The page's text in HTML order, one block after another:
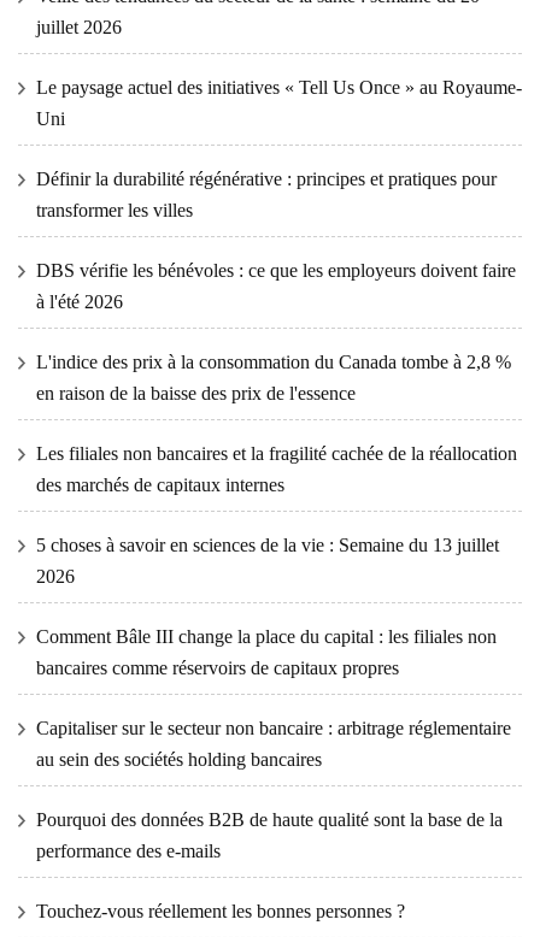
juillet 2026
Le paysage actuel des initiatives « Tell Us Once » au Royaume-
Uni
Définir la durabilité régénérative : principes et pratiques pour
transformer les villes
DBS vérifie les bénévoles : ce que les employeurs doivent faire
à l'été 2026
L'indice des prix à la consommation du Canada tombe à 2,8 %
en raison de la baisse des prix de l'essence
Les filiales non bancaires et la fragilité cachée de la réallocation
des marchés de capitaux internes
5 choses à savoir en sciences de la vie : Semaine du 13 juillet
2026
Comment Bâle III change la place du capital : les filiales non
bancaires comme réservoirs de capitaux propres
Capitaliser sur le secteur non bancaire : arbitrage réglementaire
au sein des sociétés holding bancaires
Pourquoi des données B2B de haute qualité sont la base de la
performance des e-mails
Touchez-vous réellement les bonnes personnes ?